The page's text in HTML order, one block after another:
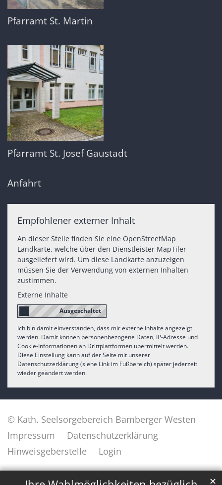
✕
Pfarramt St. Martin
Pfarramt St. Josef Gaustadt
Anfahrt
Empfohlener externer Inhalt
An dieser Stelle finden Sie eine OpenStreetMap
Landkarte, welche über den Dienstleister MapTiler
ausgeliefert wird. Um diese Landkarte anzuzeigen
müssen Sie der Verwendung von externen Inhalten
zustimmen.
Externe Inhalte
Ich bin damit einverstanden, dass mir externe Inhalte angezeigt
werden. Damit können personenbezogene Daten, IP-Adresse und
Cookie-Informationen an Drittplattformen übermittelt werden.
Diese Einstellung kann auf der Seite mit unserer
Datenschutzerklärung (siehe Link im Fußbereich) später jederzeit
wieder geändert werden.
© Kath. Seelsorgebereich Bamberger Westen
Impressum
Datenschutzerklärung
Hinweisgeberstelle
Login